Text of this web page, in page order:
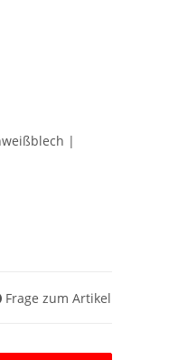
|
Frage zum Artikel